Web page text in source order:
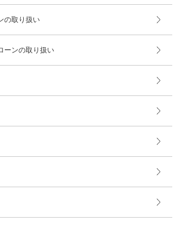
の取り扱い
ーンの取り扱い